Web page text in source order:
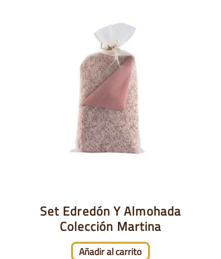
Set Edredón Y Almohada
Colección Martina
Añadir al carrito